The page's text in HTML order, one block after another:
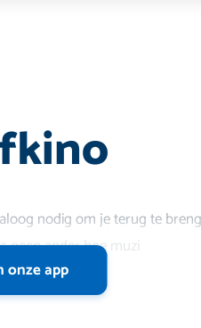
nodig om je terug te
geen ander hoe muzi
onze app